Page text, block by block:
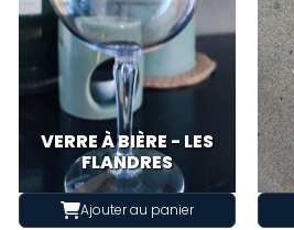
VERRE À BIÈRE - LES
FLANDRES
Ajouter au panier